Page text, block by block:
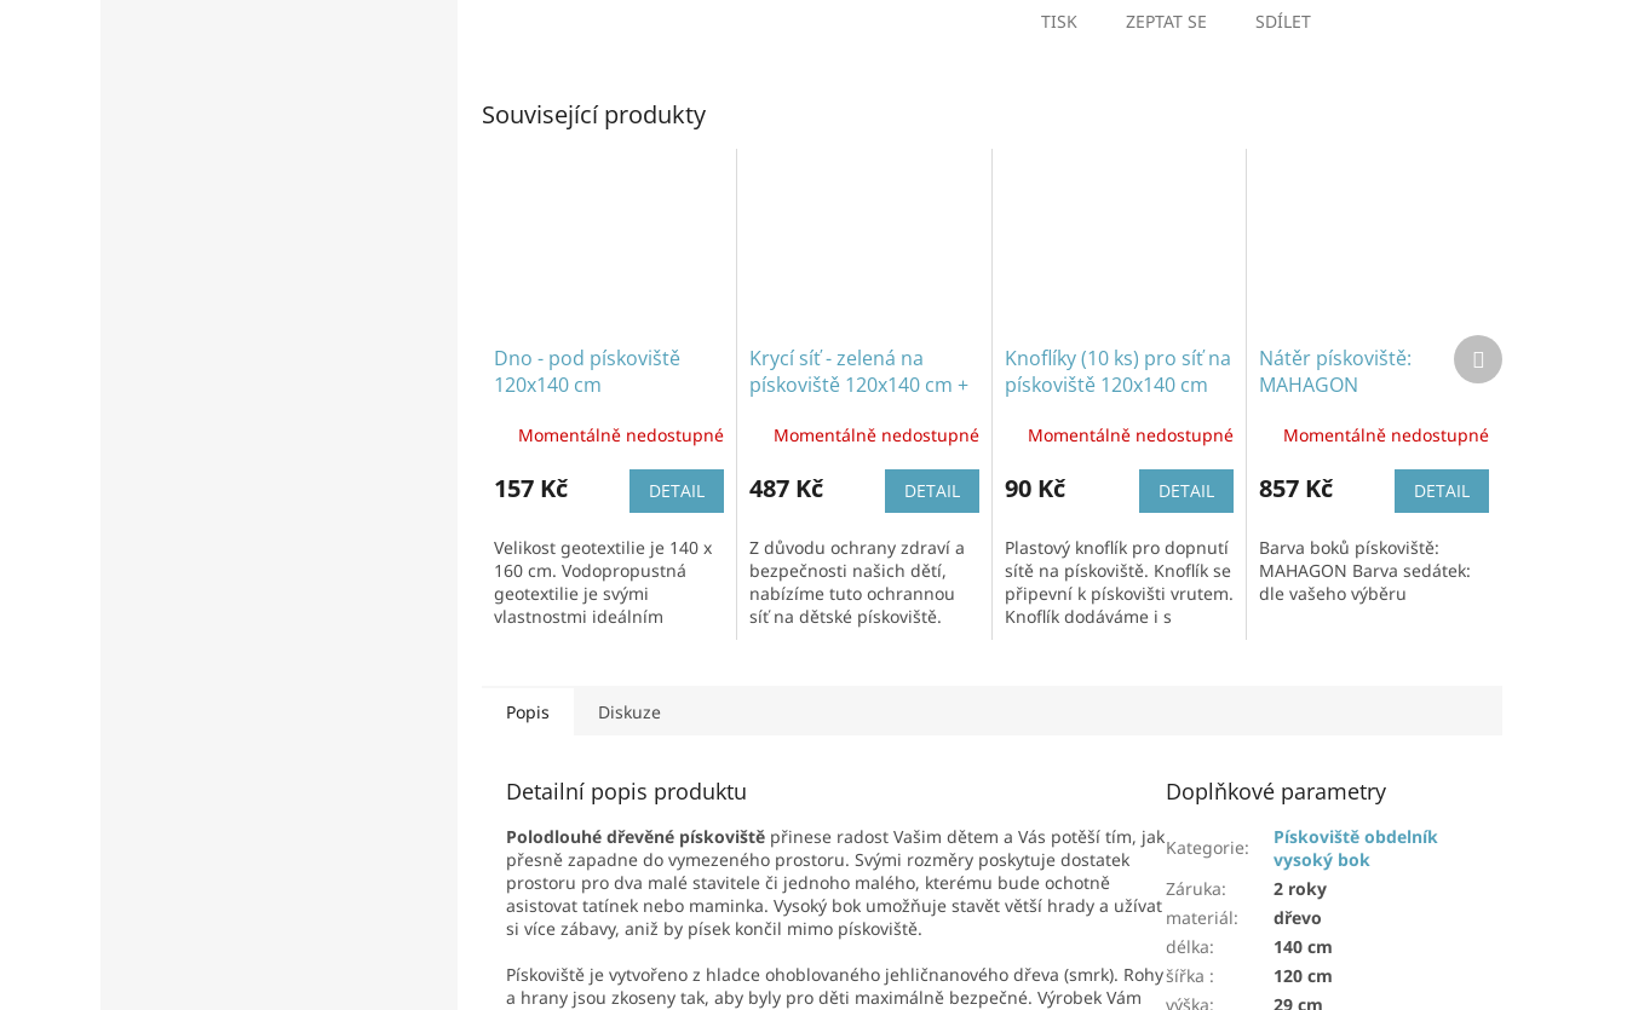
TISK ZEPTAT SE SDÍLET
Související produkty
Dno - pod pískoviště
120x140 cm
Momentálně nedostupné
157 Kč DETAIL
Velikost geotextilie je 140 x
160 cm. Vodopropustná
geotextilie je svými
vlastnostmi ideálním
pískoviště...
Krycí síť - zelená na
pískoviště 120x140 cm +
Momentálně nedostupné
487 Kč DETAIL
Z důvodu ochrany zdraví a
bezpečnosti našich dětí,
nabízíme tuto ochrannou
síť na dětské pískoviště.
Knoflíky (10 ks) pro síť na
pískoviště 120x140 cm
Momentálně nedostupné
90 Kč DETAIL
Plastový knoflík pro dopnutí
sítě na pískoviště. Knoflík se
připevní k pískovišti vrutem.
Knoflík dodáváme i s
Nátěr pískoviště:
MAHAGON
Momentálně nedostupné
857 Kč DETAIL
Barva boků pískoviště:
MAHAGON Barva sedátek:
dle vašeho výběru
Další
produkt
Popis Diskuze
Detailní popis produktu
Polodlouhé dřevěné pískoviště přinese radost Vašim dětem a Vás potěší tím, jak
přesně zapadne do vymezeného prostoru. Svými rozměry poskytuje dostatek
prostoru pro dva malé stavitele či jednoho malého, kterému bude ochotně
asistovat tatínek nebo maminka. Vysoký bok umožňuje stavět větší hrady a užívat
si více zábavy, aniž by písek končil mimo pískoviště.
Pískoviště je vytvořeno z hladce ohoblovaného jehličnanového dřeva (smrk). Rohy
a hrany jsou zkoseny tak, aby byly pro děti maximálně bezpečné. Výrobek Vám
Doplňkové parametry
Kategorie:
Pískoviště obdelník
vysoký bok
Záruka:
2 roky
materiál:
dřevo
délka:
140 cm
šířka :
120 cm
výška:
29 cm